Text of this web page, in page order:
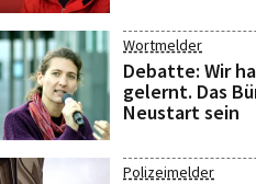
Wortmelder
Debatte: Wir
gelernt. Das
Neustart sein
Polizeimelder